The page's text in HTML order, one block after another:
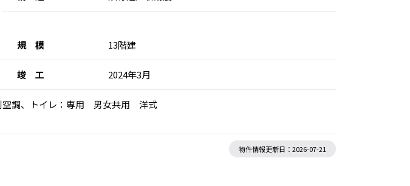
規 模 13階建
竣 工 2024年3月
空調、トイレ：専用 男女共用 洋式
物件情報更新日：2026-07-21